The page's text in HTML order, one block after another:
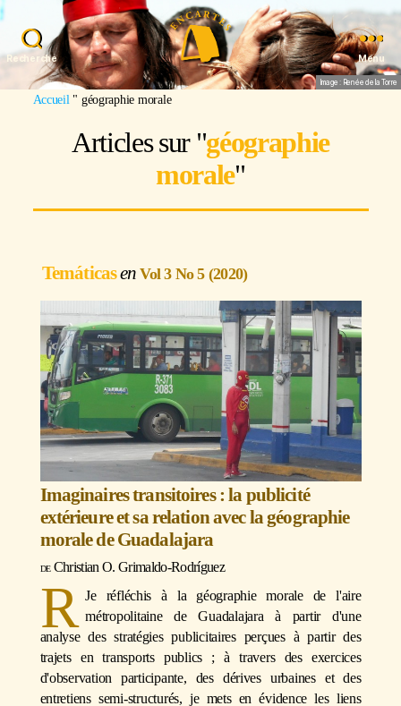
Recherche Menu
Image : Renée de la Torre
Accueil " géographie morale
Articles sur "géographie
morale"
Temáticas Vol 3 No 5 (2020)
Imaginaires transitoires : la publicité
extérieure et sa relation avec la géographie
morale de Guadalajara
Christian O. Grimaldo-Rodríguez
R Je réfléchis à la géographie morale de l'aire
métropolitaine de Guadalajara à partir d'une
analyse des stratégies publicitaires perçues à partir des
trajets en transports publics ; à travers des exercices
d'observation participante, des dérives urbaines et des
entretiens semi-structurés, je mets en évidence les liens